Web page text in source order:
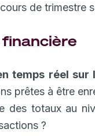
de trimestre
temps réel sur
prêtes à être
des totaux au
?